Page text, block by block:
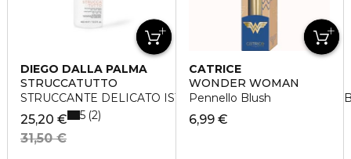
DIEGO DALLA PALMA
STRUCCATUTTO
STRUCCANTE DELICATO ISTANTANEO VISO - OCCHI -
25,20 €
31,50 €
5 2
CATRICE
WONDER WOMAN
Pennello Blush
6,99 €